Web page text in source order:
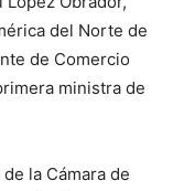
del Norte de
de Comercio
ministra de
la Cámara de